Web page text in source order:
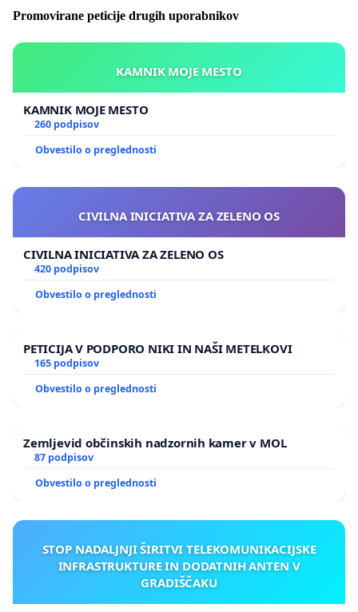
Promovirane peticije drugih uporabnikov
KAMNIK MOJE MESTO
KAMNIK MOJE MESTO
260 podpisov
Obvestilo o preglednosti
CIVILNA INICIATIVA ZA ZELENO OS
CIVILNA INICIATIVA ZA ZELENO OS
420 podpisov
Obvestilo o preglednosti
PETICIJA V PODPORO NIKI IN NAŠI METELKOVI
165 podpisov
Obvestilo o preglednosti
Zemljevid občinskih nadzornih kamer v MOL
87 podpisov
Obvestilo o preglednosti
STOP NADALJNJI ŠIRITVI TELEKOMUNIKACIJSKE
INFRASTRUKTURE IN DODATNIH ANTEN V
GRADIŠČAKU